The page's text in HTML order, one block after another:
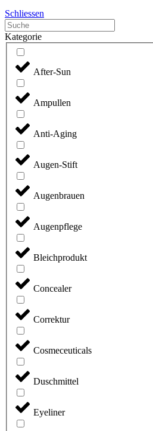
Schliessen
Kategorie
After-Sun
Ampullen
Anti-Aging
Augen-Stift
Augenbrauen
Augenpflege
Bleichprodukt
Concealer
Correktur
Cosmeceuticals
Duschmittel
Eyeliner